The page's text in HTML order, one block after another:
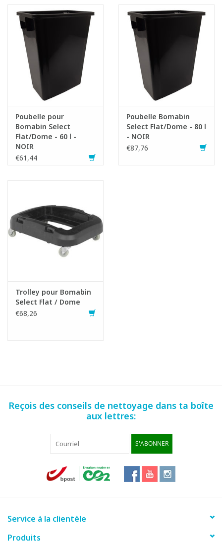
Poubelle pour
Bomabin Select
Flat/Dome - 60 l -
NOIR
€61,44
Poubelle Bomabin
Select Flat/Dome - 80 l
- NOIR
€87,76
Trolley pour Bomabin
Select Flat / Dome
€68,26
Reçois des conseils de nettoyage dans ta boîte
aux lettres:
S'ABONNER
Service à la clientèle
Produits